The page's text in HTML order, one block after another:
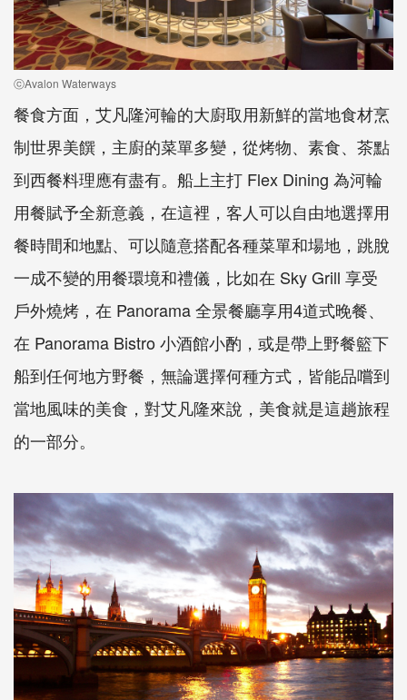
ⓒAvalon Waterways
餐食方面，艾凡隆河輪的大廚取用新鮮的當地食材烹
制世界美饌，主廚的菜單多變，從烤物、素食、茶點
到西餐料理應有盡有。船上主打 Flex Dining 為河輪
用餐賦予全新意義，在這裡，客人可以自由地選擇用
餐時間和地點、可以隨意搭配各種菜單和場地，跳脫
一成不變的用餐環境和禮儀，比如在 Sky Grill 享受
戶外燒烤，在 Panorama 全景餐廳享用4道式晚餐、
在 Panorama Bistro 小酒館小酌，或是帶上野餐籃下
船到任何地方野餐，無論選擇何種方式，皆能品嚐到
當地風味的美食，對艾凡隆來說，美食就是這趟旅程
的一部分。